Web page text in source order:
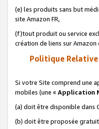
(e) les produits sans but
site Amazon FR,
(f)tout produit ou service
création de liens sur Amazon
Politique
Si votre Site comprend une
mobiles (une « Application
(a) doit être disponible dans
(b) doit être proposée